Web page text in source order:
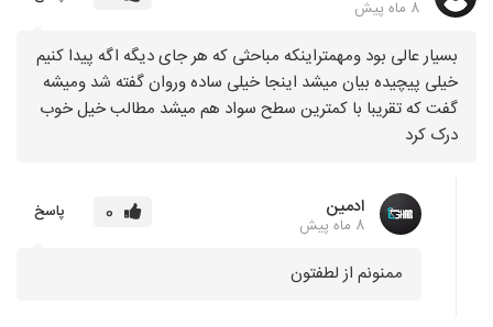
8 ماه پیش
بسیار عالی بود ومهمتراینکه مباحثی که هر جای دیگه اگه پیدا کنیم
خیلی پیچیده بیان میشد اینجا خیلی ساده وروان گفته شد ومیشه
گفت که تقریبا با کمترین سطح سواد هم میشد مطالب خیل خوب
درک کرد
ادمین
8 ماه پیش 0 پاسخ
ممنونم از لطفتون